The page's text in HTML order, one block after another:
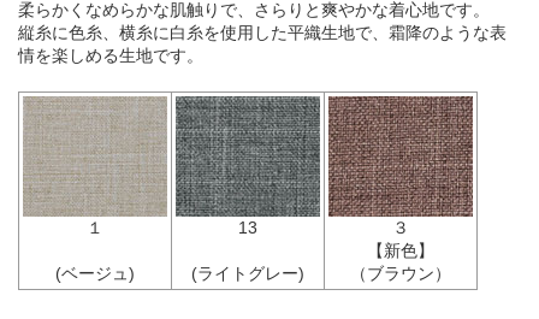
柔らかくなめらかな肌触りで、さらりと爽やかな着心地です。
縦糸に色糸、横糸に白糸を使用した平織生地で、霜降のような表
情を楽しめる生地です。
１
(ベージュ)
13
(ライトグレー)
３
【新色】
（ブラウン）